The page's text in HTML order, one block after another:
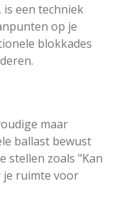
is een techniek
op je
blokkades
maar
ballast bewust
stellen zoals "Kan
je ruimte voor